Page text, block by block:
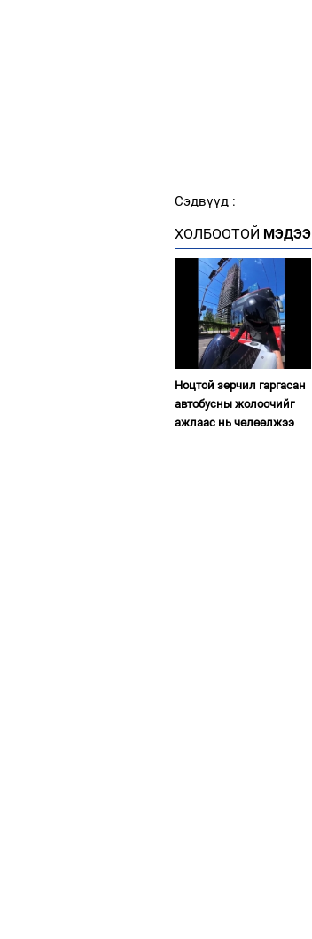
Сэдвүүд :
ХОЛБООТОЙ МЭДЭЭ
Ноцтой зөрчил гаргасан
автобусны жолоочийг
ажлаас нь чөлөөлжээ